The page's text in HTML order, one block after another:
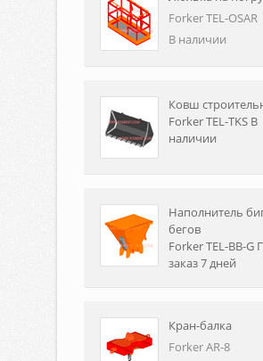
Forker TEL-OSAR
В наличии
Ковш
Forker TEL-TKS В
наличии
Наполнитель
бегов
Forker TEL-BB-G
заказ 7 дней
Кран-балка
Forker AR-8